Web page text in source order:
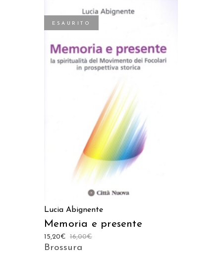
ESAURITO
LEGGI TUTTO
Lucia Abignente
Memoria e presente
16,00€
15,20€
Brossura